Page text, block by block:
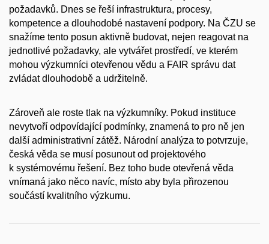
požadavků. Dnes se řeší infrastruktura, procesy,
kompetence a dlouhodobé nastavení podpory. Na ČZU se
snažíme tento posun aktivně budovat, nejen reagovat na
jednotlivé požadavky, ale vytvářet prostředí, ve kterém
mohou výzkumníci otevřenou vědu a FAIR správu dat
zvládat dlouhodobě a udržitelně.
Zároveň ale roste tlak na výzkumníky. Pokud instituce
nevytvoří odpovídající podmínky, znamená to pro ně jen
další administrativní zátěž. Národní analýza to potvrzuje,
česká věda se musí posunout od projektového
k systémovému řešení. Bez toho bude otevřená věda
vnímaná jako něco navíc, místo aby byla přirozenou
součástí kvalitního výzkumu.